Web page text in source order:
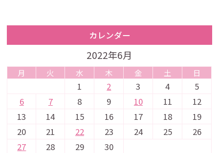
カレンダー
2022年6月
月 火 水 木 金 土 日
1 2 3 4
5
6
7 8 9 10 11
12
13
14 15 16 17 18
19
20
21 22 23 24 25
26
27
28 29 30